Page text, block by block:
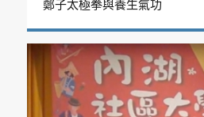
鄭子太極拳與養生氣功